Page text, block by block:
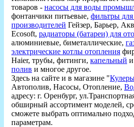
товаров - насосы для воды
фонтанчики питьевые, фильтры
производителей Гейзер, Барьер,
Ecosoft, радиаторы (батареи) для
алюминиевые, биметаллические,
электрические котлы отопления
Haier, трубы, фитинги, капельный и
полив и многое другое.
Здесь на сайте и в магазине "
Автополив, Насосы, Отопление,
адресу: г. Оренбург,
обширный ассортимент моделей,
сможете выбрать оптимально
параметрам.